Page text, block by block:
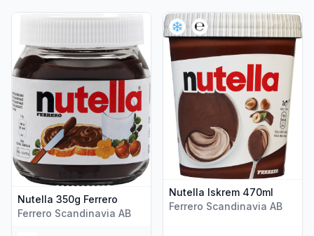
Nutella 350g Ferrero
Ferrero Scandinavia AB
Vis flere detaljer for produktet "Nutella 350g Ferrero"
Nutella Iskrem 470ml
Ferrero Scandinavia AB
Vis flere detaljer for